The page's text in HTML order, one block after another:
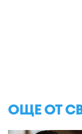
ОЩЕ ОТ